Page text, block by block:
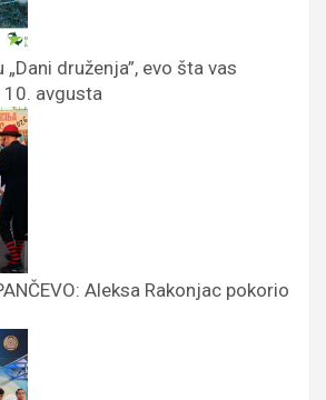
„Dani druženja”, evo šta vas
avgusta
Aleksa Rakonjac pokorio